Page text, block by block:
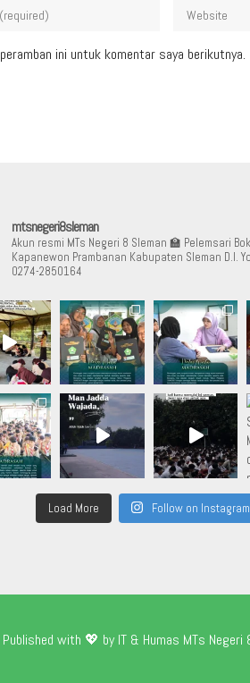
ini untuk komentar saya berikutnya.
mtsnegeri8sleman
Akun resmi MTs Negeri 8 Sleman 🏫 Pelemsari
Kapanewon Prambanan Kabupaten Sleman D.I.
0274-2850164
Load More Follow on Instagram
Published with 💖 by IT & Humas MTs Negeri